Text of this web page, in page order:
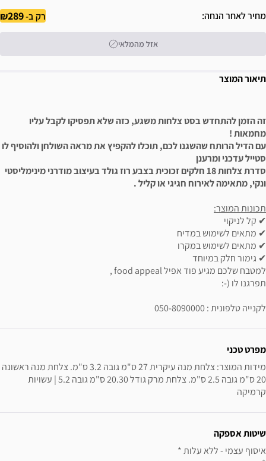
מחיר לאחר הנחה רק ב-289
אזל מהמלאי
תיאור המוצר
זה הזמן להתחדש בסט צלחות משגע, כזה שלא תפסיקו לקבל עליו
מחמאות !
עם הדיל הרותח שהשגנו לכם, תוכלו להקפיץ את מראה השולחן ולהוסיף לו
סטייל עדכני ומרענן
סדרת צלחות 18 חלקים זכוכית בצבע רוז גולד בעיצוב מודרני מינימליסטי
ונקי, מתאימה לאירוח חגיגי או קליל .
תכונות המוצר:
✔ קל לניקוי
✔ מתאים לשימוש במדיח
✔ מתאים לשימוש במקרו
✔ גימור חלק במיוחד
למטבח שלכם מגיע פוד אפיל food appeal ,
תפרגנו לו (-:
לקנייה טלפונית : 050-8090000
מפרט טכני
קרמיקה
שיטות אספקה
איסוף עצמי - ללא עלות *